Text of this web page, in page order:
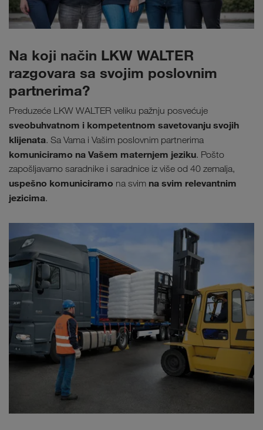
Na koji način LKW WALTER
razgovara sa svojim poslovnim
partnerima?
Preduzeće LKW WALTER veliku pažnju posvećuje
sveobuhvatnom i kompetentnom savetovanju svojih
klijenata. Sa Vama i Vašim poslovnim partnerima
komuniciramo na Vašem maternjem jeziku. Pošto
zapošljavamo saradnike i saradnice iz više od 40 zemalja,
uspešno komuniciramo na svim na svim relevantnim
jezicima.